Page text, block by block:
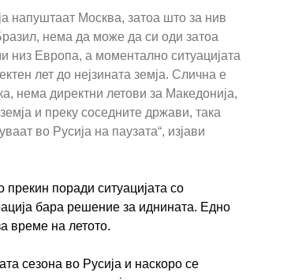
напуштаат Москва, затоа што за нив
нема да може да си оди затоа
низ Европа, а моментално ситуацијата
лет до нејзината земја. Слична е
нема директни летови за Македонија,
и преку соседните држави, така
во Русија на паузата“, изјави
поради ситуацијата со
бара решение за иднината. Едно
време на летото.
сезона во Русија и наскоро се